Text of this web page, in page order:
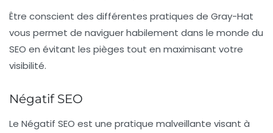
Être conscient des différentes pratiques de Gray-Hat
vous permet de naviguer habilement dans le monde du
SEO en évitant les pièges tout en maximisant votre
visibilité.
Négatif SEO
Le Négatif SEO est une pratique malveillante visant à